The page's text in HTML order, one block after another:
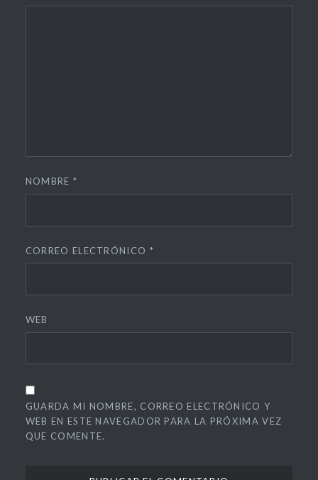
NOMBRE *
CORREO ELECTRÓNICO *
WEB
GUARDA MI NOMBRE, CORREO ELECTRÓNICO Y
WEB EN ESTE NAVEGADOR PARA LA PRÓXIMA VEZ
QUE COMENTE.